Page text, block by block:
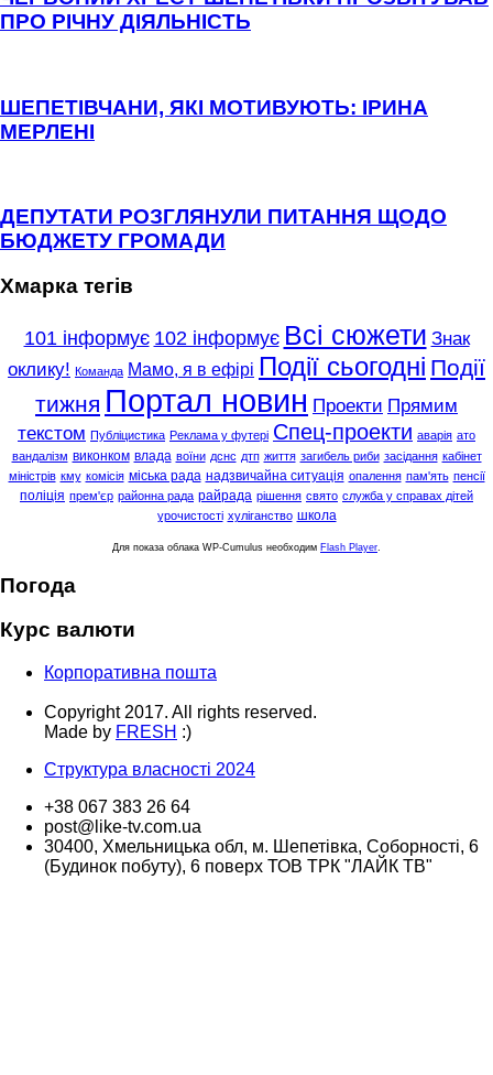
ПРО РІЧНУ ДІЯЛЬНІСТЬ
ШЕПЕТІВЧАНИ, ЯКІ МОТИВУЮТЬ: ІРИНА
МЕРЛЕНІ
ДЕПУТАТИ РОЗГЛЯНУЛИ ПИТАННЯ ЩОДО
БЮДЖЕТУ ГРОМАДИ
Хмарка тегів
101 інформує 102 інформує Всі сюжети Знак
оклику! Команда Мамо, я в ефірі Події сьогодні Події
тижня Портал новин Проекти Прямим
текстом Публіцистика Реклама у футері Спец-проекти аварія ато
вандалізм виконком влада воїни дснс дтп життя загибель риби засідання кабінет
міністрів кму комісія міська рада надзвичайна ситуація опалення пам'ять пенсії
поліція прем'єр районна рада райрада рішення свято служба у справах дітей
урочистості хуліганство школа
Для показа облака WP-Cumulus необходим Flash Player
Погода
Курс валюти
Корпоративна пошта
Copyright 2017. All rights reserved.
Made by FRESH :)
Структура власності 2024
+38 067 383 26 64
post@like-tv.com.ua
30400, Хмельницька обл, м. Шепетівка, Соборності, 6
(Будинок побуту), 6 поверх ТОВ ТРК "ЛАЙК ТВ"